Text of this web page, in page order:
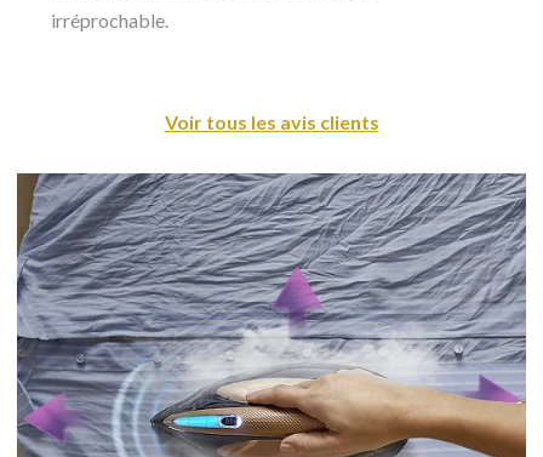
irréprochable.
Voir tous les avis clients